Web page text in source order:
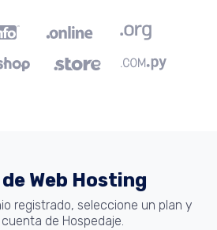
Web Hosting
registrado, seleccione un plan y
de Hospedaje.